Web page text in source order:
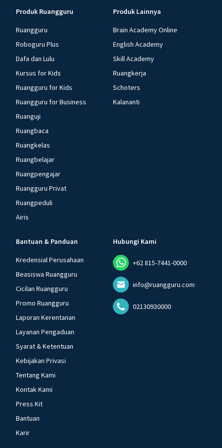
Produk Ruangguru
Ruangguru
Roboguru Plus
Dafa dan Lulu
Kursus for Kids
Ruangguru for Kids
Ruangguru for Business
Ruanguji
Ruangbaca
Ruangkelas
Ruangbelajar
Ruangpengajar
Ruangguru Privat
Ruangpeduli
Airis
Produk Lainnya
Brain Academy Online
English Academy
Skill Academy
Ruangkerja
Schoters
Kalananti
Bantuan & Panduan
Kredensial Perusahaan
Beasiswa Ruangguru
Cicilan Ruangguru
Promo Ruangguru
Laporan Kerentanan
Layanan Pengaduan
Syarat & Ketentuan
Kebijakan Privasi
Tentang Kami
Kontak Kami
Press Kit
Bantuan
Karir
Hubungi Kami
+62 815-7441-0000
info@ruangguru.com
02130930000